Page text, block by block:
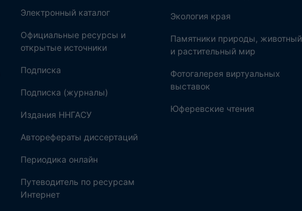
Электронный каталог
Официальные ресурсы и
открытые источники
Подписка
Подписка (журналы)
Издания ННГАСУ
Авторефераты диссертаций
Периодика онлайн
Путеводитель по ресурсам
Интернет
Экология края
Памятники природы, животный
и растительный мир
Фотогалерея виртуальных
выставок
Юферевские чтения